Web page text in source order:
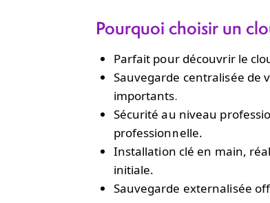
Pourquoi choisir un
Parfait pour découvrir le
Sauvegarde centralisée de
importants.
Sécurité au niveau
professionnelle.
Installation clé en main,
initiale.
Sauvegarde externalisée